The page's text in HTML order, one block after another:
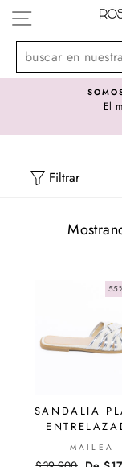
directamente
contenido
El
Filtrar
SANDALIA
MAILEA